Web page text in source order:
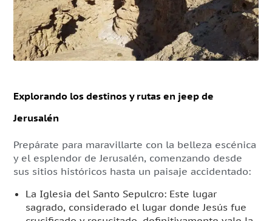
Explorando los destinos y rutas en jeep de
Jerusalén
Prepárate para maravillarte con la belleza escénica
y el esplendor de Jerusalén, comenzando desde
sus sitios históricos hasta un paisaje accidentado:
La Iglesia del Santo Sepulcro: Este lugar
sagrado, considerado el lugar donde Jesús fue